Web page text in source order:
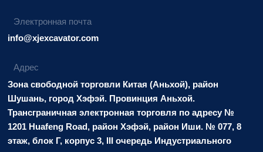
Электронная почта
info@xjexcavator.com
Адрес
Зона свободной торговли Китая (Аньхой), район
Шушань, город Хэфэй. Провинция Аньхой.
Трансграничная электронная торговля по адресу №
1201 Huafeng Road, район Хэфэй, район Иши. № 077, 8
этаж, блок Г, корпус 3, III очередь Индустриального